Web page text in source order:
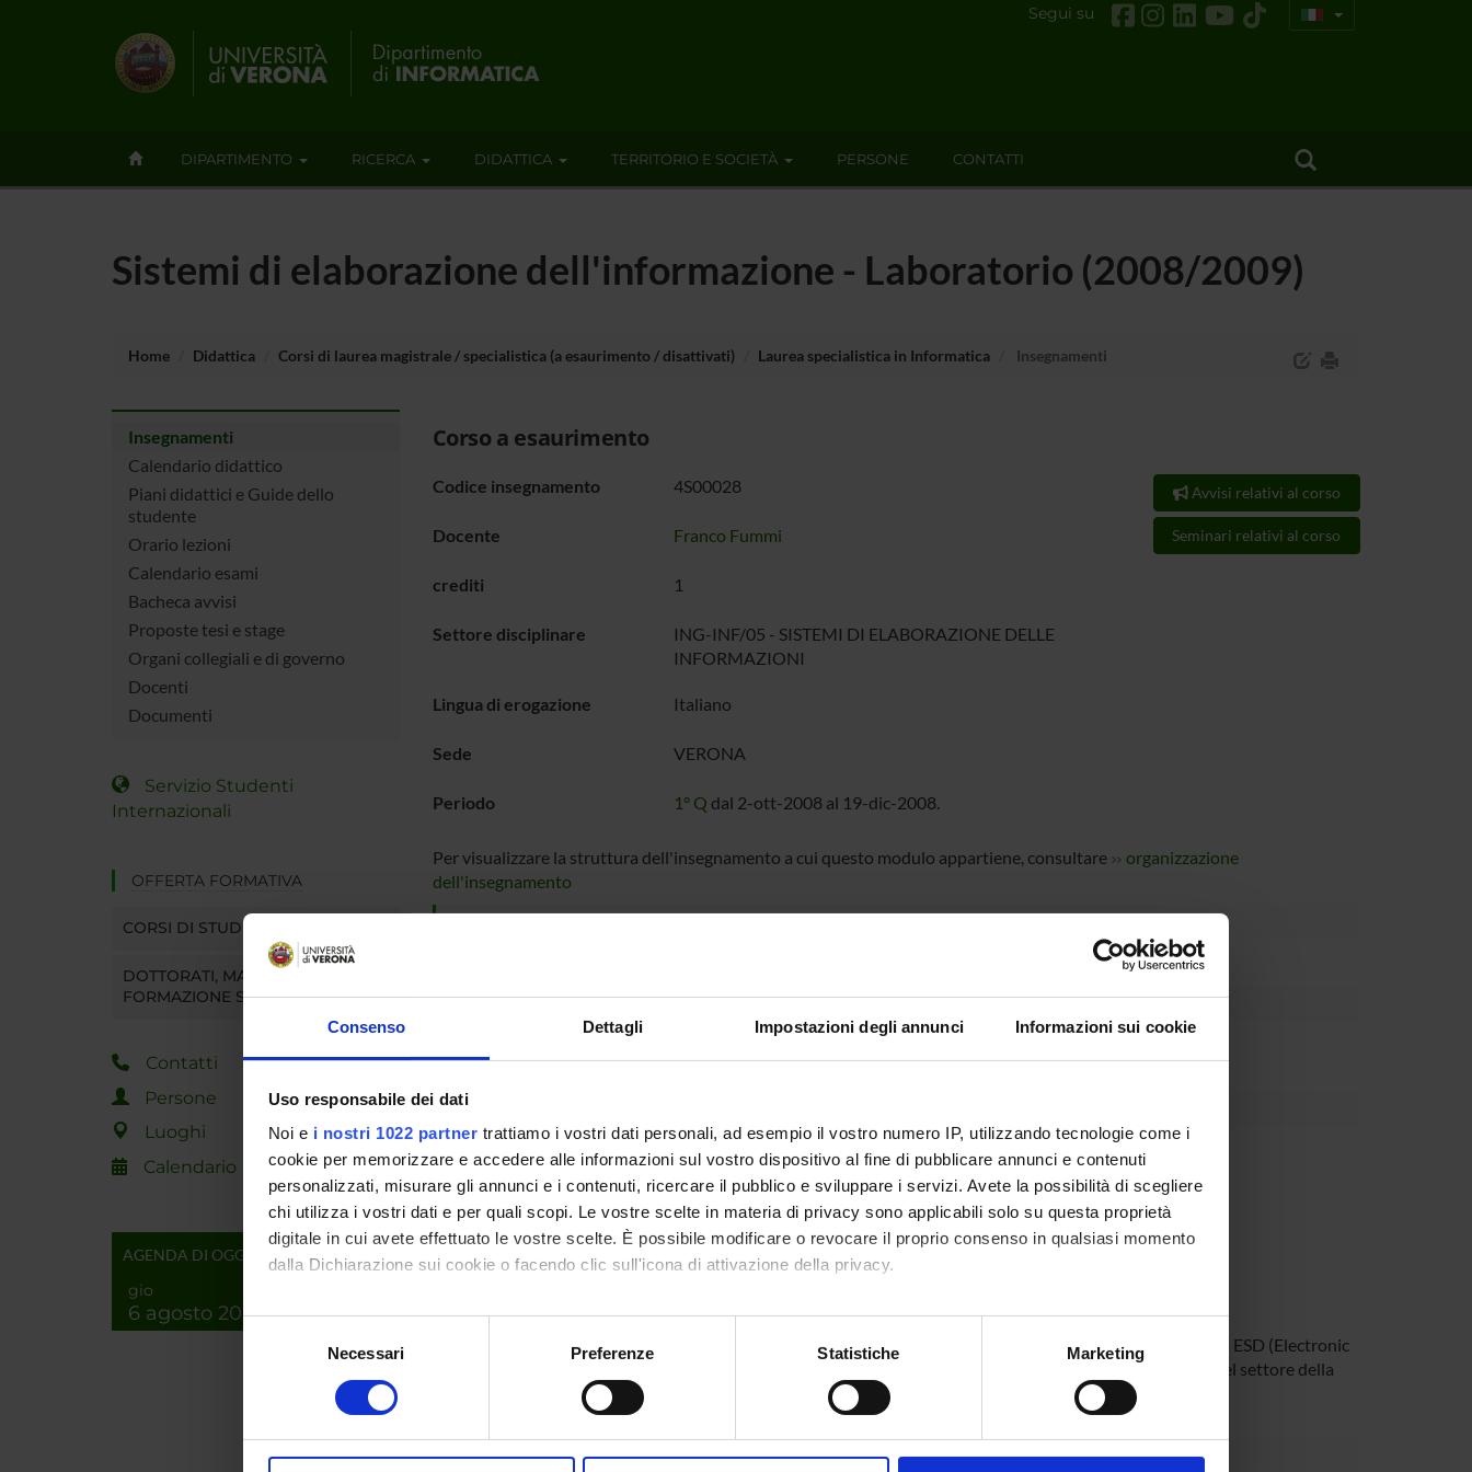
Consenso Dettagli Impostazioni degli annunci Informazioni sui cookie
Uso responsabile dei dati
Noi e i nostri 1022 partner trattiamo i vostri dati personali, ad esempio il vostro numero IP, utilizzando tecnologie come i
cookie per memorizzare e accedere alle informazioni sul vostro dispositivo al fine di pubblicare annunci e contenuti
personalizzati, misurare gli annunci e i contenuti, ricercare il pubblico e sviluppare i servizi. Avete la possibilità di scegliere
chi utilizza i vostri dati e per quali scopi. Le vostre scelte in materia di privacy sono applicabili solo su questa proprietà
digitale in cui avete effettuato le vostre scelte. È possibile modificare o revocare il proprio consenso in qualsiasi momento
dalla Dichiarazione sui cookie o facendo clic sull'icona di attivazione della privacy.
Con il tuo consenso, vorremmo anche:
raccogliere informazioni sulla tua posizione geografica, con un'approssimazione di qualche metro,
digitali).
modificare o ritirare il tuo consenso in qualsiasi momento dalla Dichiarazione sui cookie.
Selezione
Necessari Preferenze Statistiche Marketing
Segui su
DIPARTIMENTO RICERCA DIDATTICA TERRITORIO E SOCIETÀ PERSONE CONTATTI
Sistemi di elaborazione dell'informazione - Laboratorio (2008/2009)
Home Didattica Corsi di laurea magistrale / specialistica (a esaurimento / disattivati) Laurea specialistica in Informatica Insegnamenti
Insegnamenti
Calendario didattico
Piani didattici e Guide dello
studente
Orario lezioni
Calendario esami
Bacheca avvisi
Proposte tesi e stage
Organi collegiali e di governo
Docenti
Documenti
Servizio Studenti
Internazionali
OFFERTA FORMATIVA
CORSI DI STUDIO
DOTTORATI, MASTER E
FORMAZIONE SUPERIORE
Contatti
Persone
Luoghi
Calendario
AGENDA DI OGGI
gio
6 agosto 2026
Corso a esaurimento
Codice insegnamento 4S00028
Docente Franco Fummi
crediti 1
Settore disciplinare
ING-INF/05 - SISTEMI DI ELABORAZIONE DELLE
INFORMAZIONI
Lingua di erogazione Italiano
Sede VERONA
Periodo 1° Q dal 2-ott-2008 al 19-dic-2008.
Avvisi relativi al corso
Seminari relativi al corso
Per visualizzare la struttura dell'insegnamento a cui questo modulo appartiene, consultare
organizzazione
dell'insegnamento
OBIETTIVI FORMATIVI
PROGRAMMA
o Modellazione/simulazione in SystemC
o Sintesi automatica con SystemC
o Ambiente AMS per la progettazione di NES
o Modellazione di una rete in NS2
o Cosimulazione HSN per apllicazione VOIP
Le attività pratiche vengono svolte utilizzando le attrezzature hardware e software presenti nel laboratorio ESD (Electronic
Systems Design) del Dipartimento. Durante il corso saranno effettuate presentazioni da parte di aziende del settore della
progettazione di sistemi embedded di rete.
MODALITÀ D'ESAME